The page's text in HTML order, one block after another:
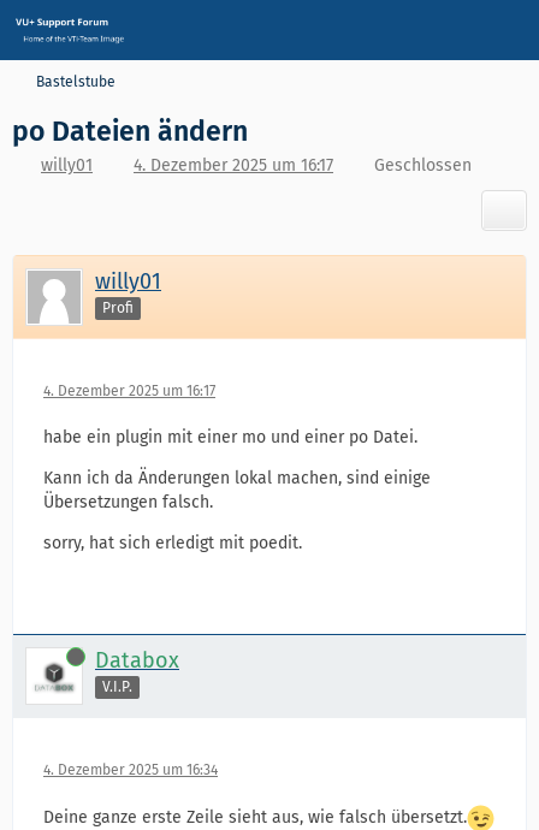
Bastelstube
po Dateien ändern
willy01 4. Dezember 2025 um 16:17 Geschlossen
willy01
Profi
4. Dezember 2025 um 16:17
habe ein plugin mit einer mo und einer po Datei.
Kann ich da Änderungen lokal machen, sind einige
Übersetzungen falsch.
sorry, hat sich erledigt mit poedit.
Online Databox
V.I.P.
4. Dezember 2025 um 16:34
Deine ganze erste Zeile sieht aus, wie falsch übersetzt.